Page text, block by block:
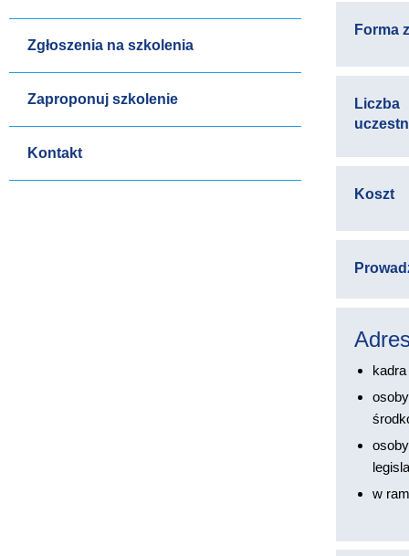
Zgłoszenia na szkolenia
Zaproponuj szkolenie
Kontakt
Forma
Liczba
Koszt
w